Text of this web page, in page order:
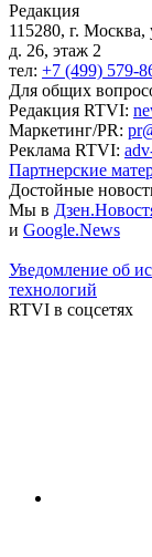
Редакция
115280, г. Москва,
д. 26, этаж 2
тел: +7 (499) 579-
Для общих
Редакция RTVI:
Маркетинг/PR:
Реклама RTVI:
Партнерские
Достойные
Мы в
и Google.News
Уведомление об
технологий
RTVI в соцсетях